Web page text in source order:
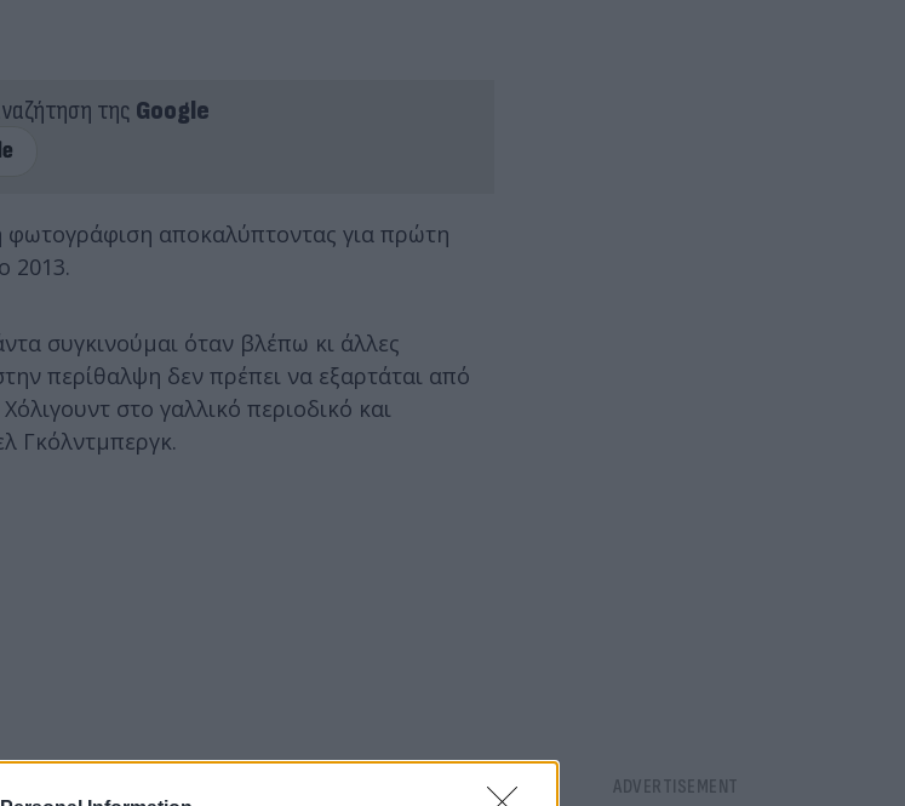
της Google
αποκαλύπτοντας για πρώτη
2013.
συγκινούμαι όταν βλέπω κι άλλες
περίθαλψη δεν πρέπει να εξαρτάται από
στο γαλλικό περιοδικό και
Γκόλντμπεργκ.